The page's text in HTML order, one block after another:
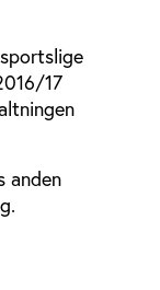
17
anden